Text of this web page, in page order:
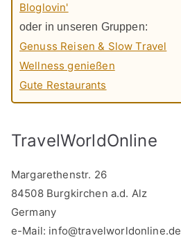
Bloglovin'
oder in unseren Gruppen:
Genuss Reisen & Slow Travel
Wellness genießen
Gute Restaurants
TravelWorldOnline
Margarethenstr. 26
84508 Burgkirchen a.d. Alz
Germany
e-Mail: info@travelworldonline.de